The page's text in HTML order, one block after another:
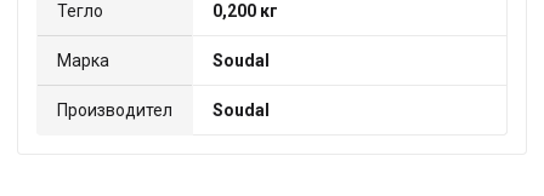
Тегло 0,200 кг
Марка Soudal
Производител Soudal